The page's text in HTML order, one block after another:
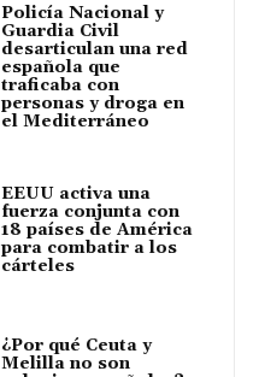
Policía Nacional y
Guardia Civil
desarticulan una red
española que
traficaba con
personas y droga en
el Mediterráneo
EEUU activa una
fuerza conjunta con
18 países de América
para combatir a los
cárteles
¿Por qué Ceuta y
Melilla no son